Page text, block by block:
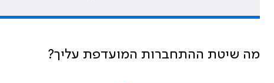
מה שיטת ההתחברות המועדפת עליך?